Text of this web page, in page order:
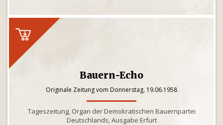
Bauern-Echo
Originale Zeitung vom Donnerstag, 19.06.1958
Tageszeitung, Organ der Demokratischen Bauernpartei
Deutschlands, Ausgabe Erfurt